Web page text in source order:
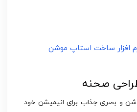
صحنه
و بصری جذاب برای انیمیشن خود